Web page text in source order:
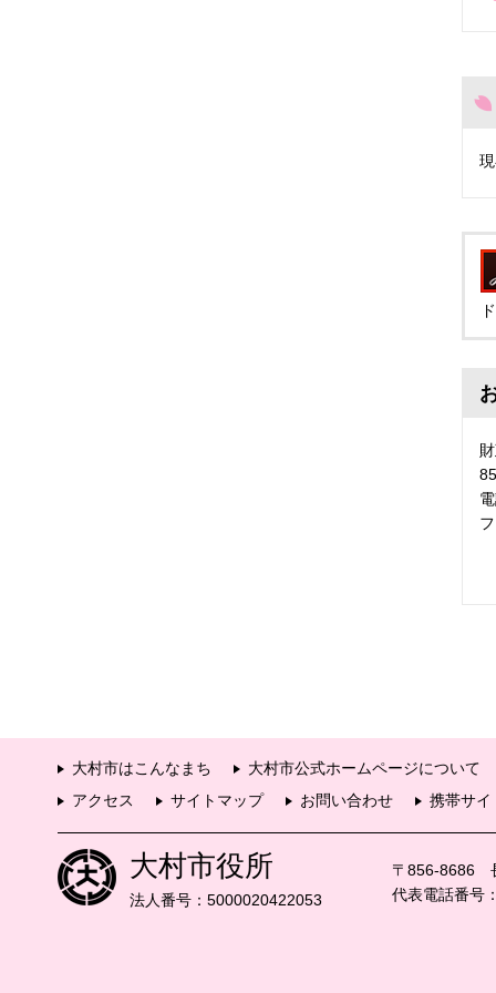
大村市はこんなまち
大村市公式ホームページについて
アクセス
サイトマップ お問い合わせ 携帯サイ
大村市役所
法人番号：5000020422053
〒856-8686
代表電話番号